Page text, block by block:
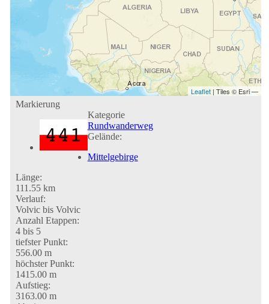
Leaflet | Tiles © Esri —
Markierung
Kategorie
Rundwanderweg
Gelände:
Mittelgebirge
Länge:
111.55 km
Verlauf:
Volvic bis Volvic
Anzahl Etappen:
4 bis 5
tiefster Punkt:
556.00 m
höchster Punkt:
1415.00 m
Aufstieg:
3163.00 m